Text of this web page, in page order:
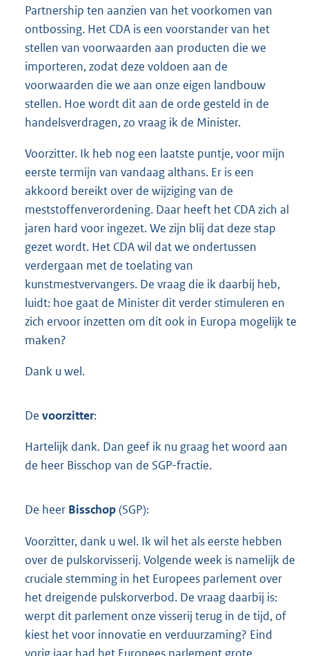
Partnership ten aanzien van het voorkomen van
ontbossing. Het CDA is een voorstander van het
stellen van voorwaarden aan producten die we
importeren, zodat deze voldoen aan de
voorwaarden die we aan onze eigen landbouw
stellen. Hoe wordt dit aan de orde gesteld in de
handelsverdragen, zo vraag ik de Minister.
Voorzitter. Ik heb nog een laatste puntje, voor mijn
eerste termijn van vandaag althans. Er is een
akkoord bereikt over de wijziging van de
meststoffenverordening. Daar heeft het CDA zich al
jaren hard voor ingezet. We zijn blij dat deze stap
gezet wordt. Het CDA wil dat we ondertussen
verdergaan met de toelating van
kunstmestvervangers. De vraag die ik daarbij heb,
luidt: hoe gaat de Minister dit verder stimuleren en
zich ervoor inzetten om dit ook in Europa mogelijk te
maken?
Dank u wel.
De voorzitter:
Hartelijk dank. Dan geef ik nu graag het woord aan
de heer Bisschop van de SGP-fractie.
De heer Bisschop(SGP):
Voorzitter, dank u wel. Ik wil het als eerste hebben
over de pulskorvisserij. Volgende week is namelijk de
cruciale stemming in het Europees parlement over
het dreigende pulskorverbod. De vraag daarbij is:
werpt dit parlement onze visserij terug in de tijd, of
kiest het voor innovatie en verduurzaming? Eind
vorig jaar had het Europees parlement grote